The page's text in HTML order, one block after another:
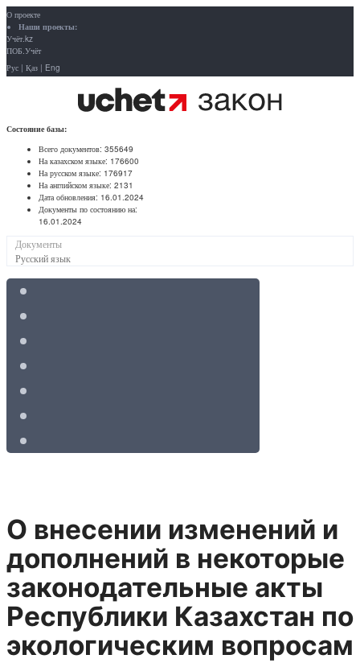
О проекте
Наши проекты:
Учёт.kz
ПОБ.Учёт
Рус | Қаз | Eng
Состояние базы:
Всего документов: 355649
На казахском языке: 176600
На русском языке: 176917
На английском языке: 2131
Дата обновления: 16.01.2024
Документы по состоянию на:
16.01.2024
Документы
Русский язык
О внесении изменений и
дополнений в некоторые
законодательные акты
Республики Казахстан по
экологическим вопросам